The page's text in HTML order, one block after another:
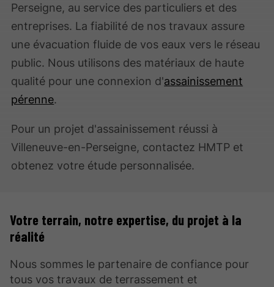
Perseigne, au service des particuliers et des
entreprises. La fiabilité de nos travaux assure
une évacuation fluide de vos eaux vers le réseau
public. Nous utilisons des matériaux de haute
qualité pour une connexion d'assainissement
pérenne.
Pour un projet d'assainissement réussi à
Villeneuve-en-Perseigne, contactez HMTP et
obtenez votre étude personnalisée.
Votre terrain, notre expertise, du projet à la
réalité
Nous sommes le partenaire de confiance pour
tous vos travaux de terrassement et